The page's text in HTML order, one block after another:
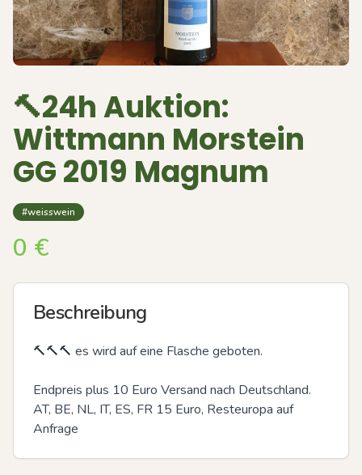
🔨24h Auktion:
Wittmann Morstein
GG 2019 Magnum
#weisswein
0 €
Beschreibung
🔨🔨🔨 es wird auf eine Flasche geboten.
Endpreis plus 10 Euro Versand nach Deutschland.
AT, BE, NL, IT, ES, FR 15 Euro, Resteuropa auf
Anfrage